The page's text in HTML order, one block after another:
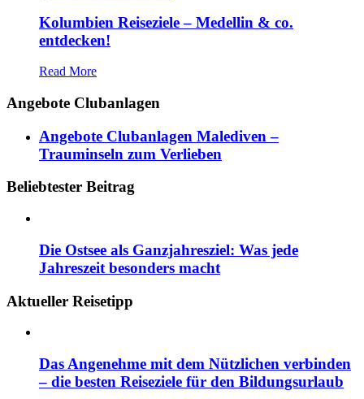
Kolumbien Reiseziele – Medellin & co.
entdecken!
Read More
Angebote Clubanlagen
Angebote Clubanlagen Malediven –
Trauminseln zum Verlieben
Beliebtester Beitrag
Die Ostsee als Ganzjahresziel: Was jede
Jahreszeit besonders macht
Aktueller Reisetipp
Das Angenehme mit dem Nützlichen verbinden
– die besten Reiseziele für den Bildungsurlaub